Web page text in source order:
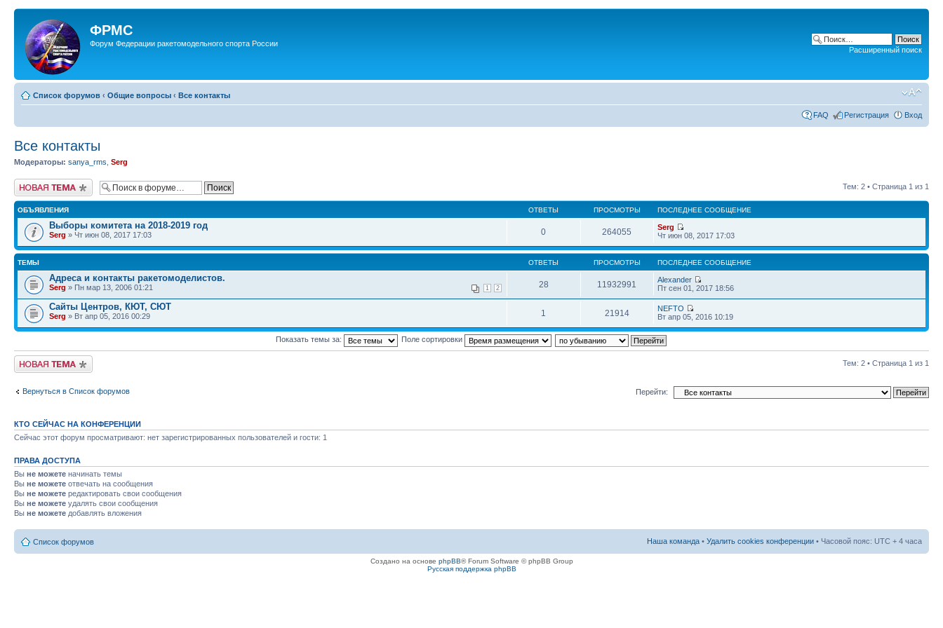
ФРМС
Форум Федерации ракетомодельного спорта России
Расширенный поиск
Список форумов ‹ Общие вопросы ‹ Все контакты
FAQ Регистрация Вход
Все контакты
Модераторы: sanya_rms Serg
Новая тема Тем: 2 • Страница 1 из 1
ОБЪЯВЛЕНИЯ ОТВЕТЫ ПРОСМОТРЫ ПОСЛЕДНЕЕ СООБЩЕНИЕ
Выборы комитета на 2018-2019 год
Serg » Чт июн 08, 2017 17:03 0 264055
Serg
Чт июн 08, 2017 17:03
ТЕМЫ ОТВЕТЫ ПРОСМОТРЫ ПОСЛЕДНЕЕ СООБЩЕНИЕ
Адреса и контакты ракетомоделистов.
1 2
Serg » Пн мар 13, 2006 01:21 28 11932991
Alexander
Пт сен 01, 2017 18:56
Сайты Центров, КЮТ, СЮТ
Serg » Вт апр 05, 2016 00:29 1 21914
NEFTO
Вт апр 05, 2016 10:19
Показать темы за: Поле сортировки
Новая тема Тем: 2 • Страница 1 из 1
Вернуться в Список форумов Перейти:
КТО СЕЙЧАС НА КОНФЕРЕНЦИИ
Сейчас этот форум просматривают: нет зарегистрированных пользователей и гости: 1
ПРАВА ДОСТУПА
Вы не можете начинать темы
Вы не можете отвечать на сообщения
Вы не можете редактировать свои сообщения
Вы не можете удалять свои сообщения
Вы не можете добавлять вложения
Список форумов Наша команда • Удалить cookies конференции • Часовой пояс: UTC + 4 часа
Создано на основе phpBB® Forum Software © phpBB Group
Русская поддержка phpBB